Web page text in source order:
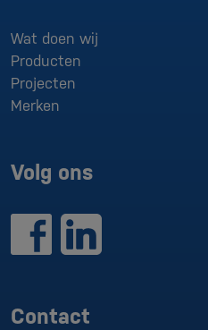
Wat doen wij
Producten
Projecten
Merken
Volg ons
Contact